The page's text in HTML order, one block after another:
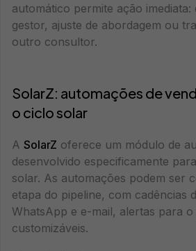
automático permite ação
gestor, ajuste de abordagem ou
outro consultor.
SolarZ: automações de
o ciclo solar
A SolarZ oferece um módulo de
desenvolvido especificamente
solar. As automações podem ser
etapa do pipeline, com cadências
WhatsApp e e-mail, alertas para
customizáveis.